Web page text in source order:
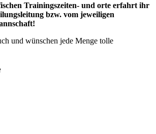
Trainingszeiten- und orte erfahrt ihr
bzw. vom jeweiligen
und wünschen jede Menge tolle